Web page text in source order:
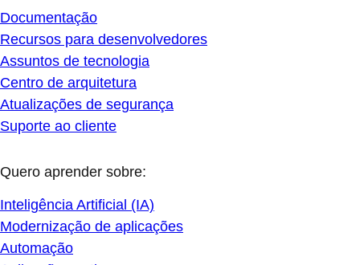
Documentação
Recursos para desenvolvedores
Assuntos de tecnologia
Centro de arquitetura
Atualizações de segurança
Suporte ao cliente
Quero aprender sobre:
Inteligência Artificial (IA)
Modernização de aplicações
Automação